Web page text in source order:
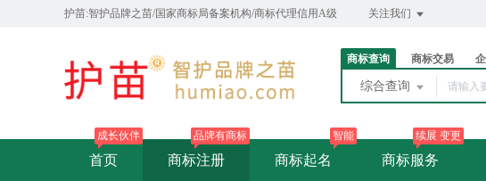
护苗:智护品牌之苗/国家商标局备案机构/商标代理信用A级 关注我们
商标查询 商标交易
综合查询
首页
成长伙伴
商标注册
品牌有商标
商标起名
智能
商标服务
续展 变更